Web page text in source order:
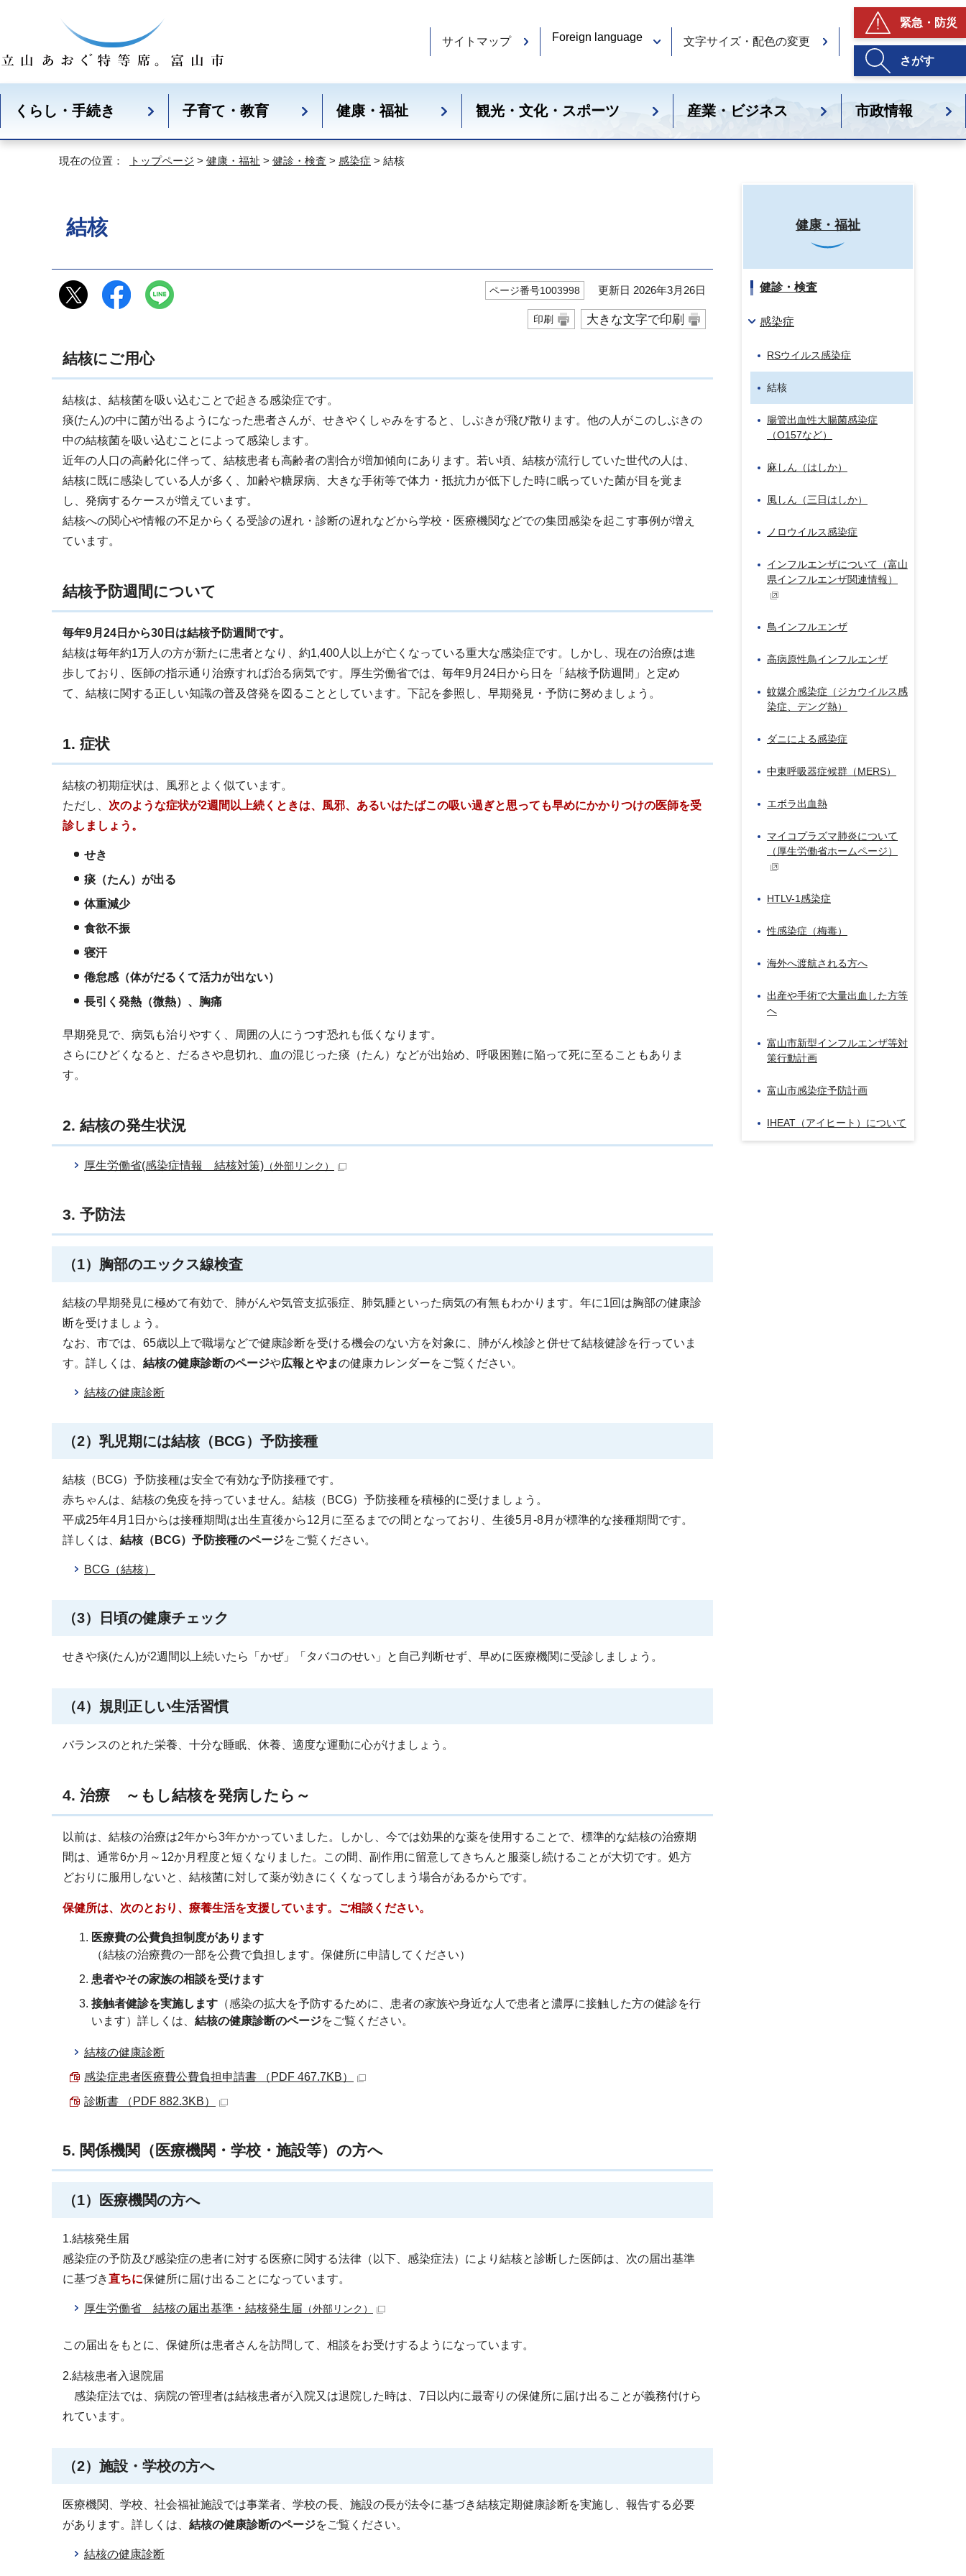
サイトマップ Foreign language 文字サイズ・配色の変更
緊急・防災
さがす
くらし・手続き 子育て・教育 健康・福祉 観光・文化・スポーツ 産業・ビジネス 市政情報
現在の位置： トップページ > 健康・福祉 > 健診・検査 > 感染症 > 結核
結核
ページ番号1003998 更新日 2026年3月26日
印刷 大きな文字で印刷
結核にご用心
結核は、結核菌を吸い込むことで起きる感染症です。
痰(たん)の中に菌が出るようになった患者さんが、せきやくしゃみをすると、しぶきが飛び散ります。他の人がこのしぶきの
中の結核菌を吸い込むことによって感染します。
近年の人口の高齢化に伴って、結核患者も高齢者の割合が増加傾向にあります。若い頃、結核が流行していた世代の人は、
結核に既に感染している人が多く、加齢や糖尿病、大きな手術等で体力・抵抗力が低下した時に眠っていた菌が目を覚ま
し、発病するケースが増えています。
結核への関心や情報の不足からくる受診の遅れ・診断の遅れなどから学校・医療機関などでの集団感染を起こす事例が増え
ています。
結核予防週間について
毎年9月24日から30日は結核予防週間です。
結核は毎年約1万人の方が新たに患者となり、約1,400人以上が亡くなっている重大な感染症です。しかし、現在の治療は進
歩しており、医師の指示通り治療すれば治る病気です。厚生労働省では、毎年9月24日から日を「結核予防週間」と定め
て、結核に関する正しい知識の普及啓発を図ることとしています。下記を参照し、早期発見・予防に努めましょう。
1. 症状
結核の初期症状は、風邪とよく似ています。
ただし、 次のような症状が2週間以上続くときは、風邪、あるいはたばこの吸い過ぎと思っても早めにかかりつけの医師を受
診しましょう。
せき
痰（たん）が出る
体重減少
食欲不振
寝汗
倦怠感（体がだるくて活力が出ない）
長引く発熱（微熱）、胸痛
早期発見で、病気も治りやすく、周囲の人にうつす恐れも低くなります。
さらにひどくなると、だるさや息切れ、血の混じった痰（たん）などが出始め、呼吸困難に陥って死に至ることもありま
す。
2. 結核の発生状況
厚生労働省(感染症情報 結核対策) （外部リンク）
3. 予防法
（1）胸部のエックス線検査
結核の早期発見に極めて有効で、肺がんや気管支拡張症、肺気腫といった病気の有無もわかります。年に1回は胸部の健康診
断を受けましょう。
なお、市では、65歳以上で職場などで健康診断を受ける機会のない方を対象に、肺がん検診と併せて結核健診を行っていま
す。詳しくは、 結核の健康診断のページや広報とやまの健康カレンダーをご覧ください。
結核の健康診断
（2）乳児期には結核（BCG）予防接種
結核（BCG）予防接種は安全で有効な予防接種です。
赤ちゃんは、結核の免疫を持っていません。結核（BCG）予防接種を積極的に受けましょう。
平成25年4月1日からは接種期間は出生直後から12月に至るまでの間となっており、生後5月-8月が標準的な接種期間です。
詳しくは、 結核（BCG）予防接種のページをご覧ください。
BCG（結核）
（3）日頃の健康チェック
せきや痰(たん)が2週間以上続いたら「かぜ」「タバコのせい」と自己判断せず、早めに医療機関に受診しましょう。
（4）規則正しい生活習慣
バランスのとれた栄養、十分な睡眠、休養、適度な運動に心がけましょう。
4. 治療 ～もし結核を発病したら～
以前は、結核の治療は2年から3年かかっていました。しかし、今では効果的な薬を使用することで、標準的な結核の治療期
間は、通常6か月～12か月程度と短くなりました。この間、副作用に留意してきちんと服薬し続けることが大切です。処方
どおりに服用しないと、結核菌に対して薬が効きにくくなってしまう場合があるからです。
保健所は、次のとおり、療養生活を支援しています。ご相談ください。
医療費の公費負担制度があります
（結核の治療費の一部を公費で負担します。保健所に申請してください）
患者やその家族の相談を受けます
接触者健診を実施します （感染の拡大を予防するために、患者の家族や身近な人で患者と濃厚に接触した方の健診を行
います）詳しくは、 結核の健康診断のページをご覧ください。
結核の健康診断
感染症患者医療費公費負担申請書 （PDF 467.7KB）
診断書 （PDF 882.3KB）
5. 関係機関（医療機関・学校・施設等）の方へ
（1）医療機関の方へ
1.結核発生届
感染症の予防及び感染症の患者に対する医療に関する法律（以下、感染症法）により結核と診断した医師は、次の届出基準
に基づき直ちに保健所に届け出ることになっています。
厚生労働省 結核の届出基準・結核発生届 （外部リンク）
この届出をもとに、保健所は患者さんを訪問して、相談をお受けするようになっています。
2.結核患者入退院届
感染症法では、病院の管理者は結核患者が入院又は退院した時は、7日以内に最寄りの保健所に届け出ることが義務付けら
れています。
（2）施設・学校の方へ
医療機関、学校、社会福祉施設では事業者、学校の長、施設の長が法令に基づき結核定期健康診断を実施し、報告する必要
があります。詳しくは、 結核の健康診断のページをご覧ください。
結核の健康診断
健康・福祉
健診・検査
感染症
RSウイルス感染症
結核
腸管出血性大腸菌感染症
（O157など）
麻しん（はしか）
風しん（三日はしか）
ノロウイルス感染症
インフルエンザについて（富山
県インフルエンザ関連情報）
鳥インフルエンザ
高病原性鳥インフルエンザ
蚊媒介感染症（ジカウイルス感
染症、デング熱）
ダニによる感染症
中東呼吸器症候群（MERS）
エボラ出血熱
マイコプラズマ肺炎について
（厚生労働省ホームページ）
HTLV-1感染症
性感染症（梅毒）
海外へ渡航される方へ
出産や手術で大量出血した方等
へ
富山市新型インフルエンザ等対
策行動計画
富山市感染症予防計画
IHEAT（アイヒート）について